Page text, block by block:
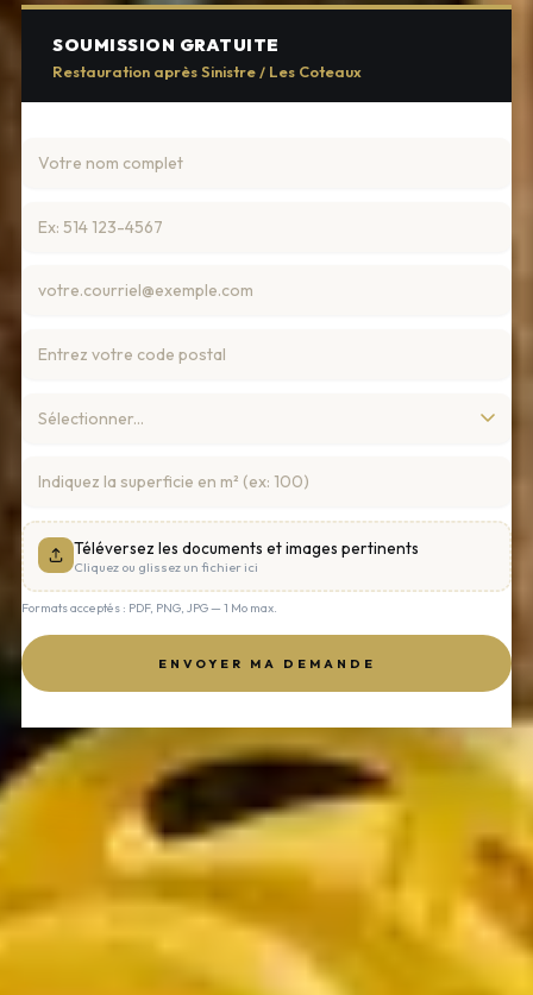
SOUMISSION GRATUITE
Restauration après Sinistre / Les Coteaux
Téléversez les documents et images pertinents
Cliquez ou glissez un fichier ici
Formats acceptés : PDF, PNG, JPG — 1 Mo max.
ENVOYER MA DEMANDE